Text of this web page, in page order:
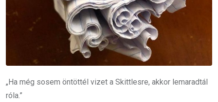
„Ha még sosem öntöttél vizet a Skittlesre, akkor lemaradtál
róla.”